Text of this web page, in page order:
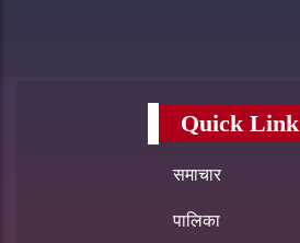
Quick Link
समाचार
पालिका